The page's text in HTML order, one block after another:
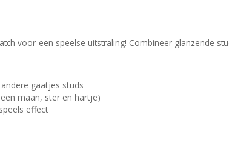
voor een speelse uitstraling! Combineer glanzende
gaatjes studs
maan, ster en hartje)
effect